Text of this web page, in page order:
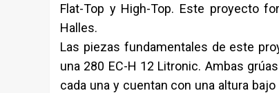
Flat-Top y High-Top. Este proyecto
Halles.
Las piezas fundamentales de este
una 280 EC-H 12 Litronic. Ambas
cada una y cuentan con una altura